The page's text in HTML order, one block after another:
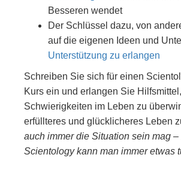
Besseren wendet
Der Schlüssel dazu, von
auf die eigenen Ideen und
Unterstützung zu erlangen
Schreiben Sie sich für einen
Kurs ein und erlangen Sie
Schwierigkeiten im Leben zu
erfüllteres und glücklicheres Leben
auch immer die Situation sein mag –
Scientology kann man immer etwas